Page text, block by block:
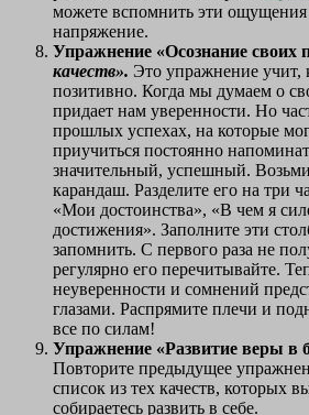
можете вспомнить эти ощущения
напряжение.
Упражнение «Осознание своих
качеств». Это упражнение учит,
позитивно. Когда мы думаем о
придает нам уверенности. Но
прошлых успехах, на которые
приучиться постоянно
значительный, успешный.
карандаш. Разделите его на три
«Мои достоинства», «В чем я
достижения». Заполните эти
запомнить. С первого раза не
регулярно его перечитывайте.
неуверенности и сомнений
глазами. Распрямите плечи и
все по силам!
Упражнение «Развитие веры в
Повторите предыдущее
список из тех качеств, которых
собираетесь развить в себе.